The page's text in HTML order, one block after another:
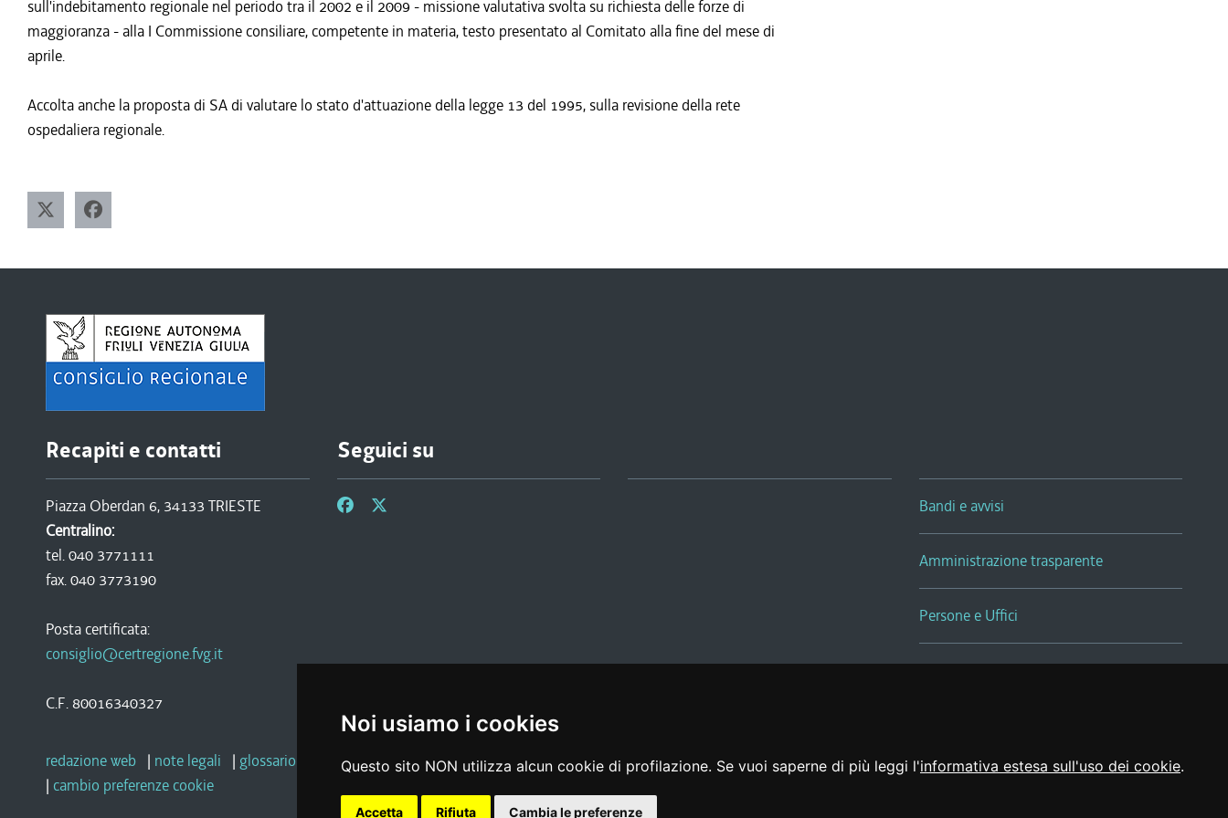
Noi usiamo i cookies
Questo sito NON utilizza alcun cookie di profilazione. Se vuoi saperne di più leggi l'informativa estesa sull'uso dei cookie.
Accetta Rifiuta Cambia le preferenze
sull'indebitamento regionale nel periodo tra il 2002 e il 2009 - missione valutativa svolta su richiesta delle forze di
maggioranza - alla I Commissione consiliare, competente in materia, testo presentato al Comitato alla fine del mese di
aprile.
Accolta anche la proposta di SA di valutare lo stato d'attuazione della legge 13 del 1995, sulla revisione della rete
ospedaliera regionale.
Recapiti e contatti
Piazza Oberdan 6, 34133 TRIESTE
Centralino:
tel. 040 3771111
fax. 040 3773190
Posta certificata:
consiglio@certregione.fvg.it
C.F. 80016340327
Seguici su
Bandi e avvisi
Amministrazione trasparente
Persone e Uffici
Sala Tiziano Tessitori
redazione web | note legali | glossario privacy |social media policy | dichiarazione di accessibilità | feedback
| cambio preferenze cookie
Realizzato da